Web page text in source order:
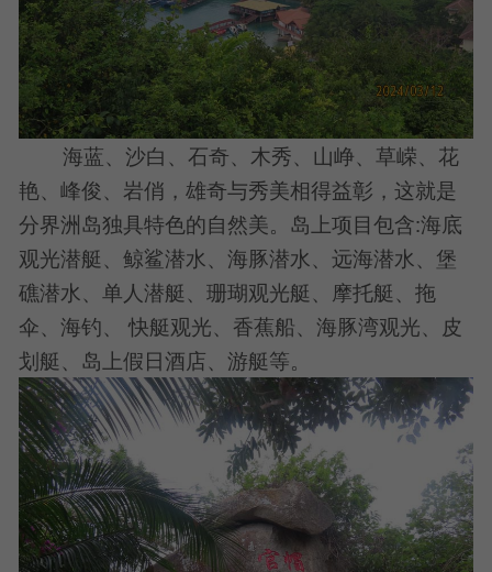
海蓝、沙白、石奇、木秀、山峥、草嵘、花
艳、峰俊、岩俏，雄奇与秀美相得益彰，这就是
分界洲岛独具特色的自然美。岛上项目包含:海底
观光潜艇、鲸鲨潜水、海豚潜水、远海潜水、堡
礁潜水、单人潜艇、珊瑚观光艇、摩托艇、拖
伞、海钓、 快艇观光、香蕉船、海豚湾观光、皮
划艇、岛上假日酒店、游艇等。